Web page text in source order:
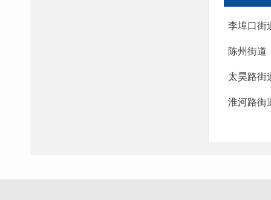
李埠口街
陈州街道
太昊路街
淮河路街